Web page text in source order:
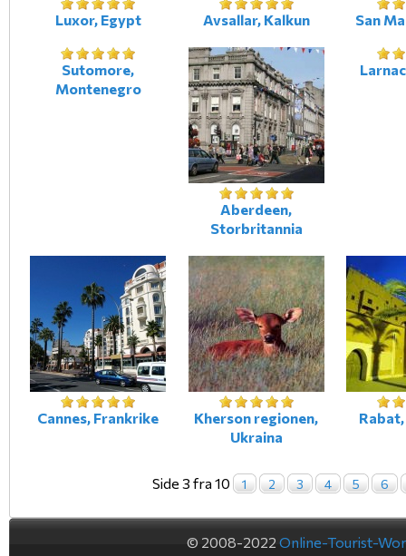
Luxor, Egypt Avsallar, Kalkun San
Sutomore,
Montenegro
Aberdeen,
Storbritannia
Cannes, Frankrike
Kherson regionen,
Ukraina
Side 3 fra 10 1 2 3 4 5 6
© 2008-2022 Online-Tourist-